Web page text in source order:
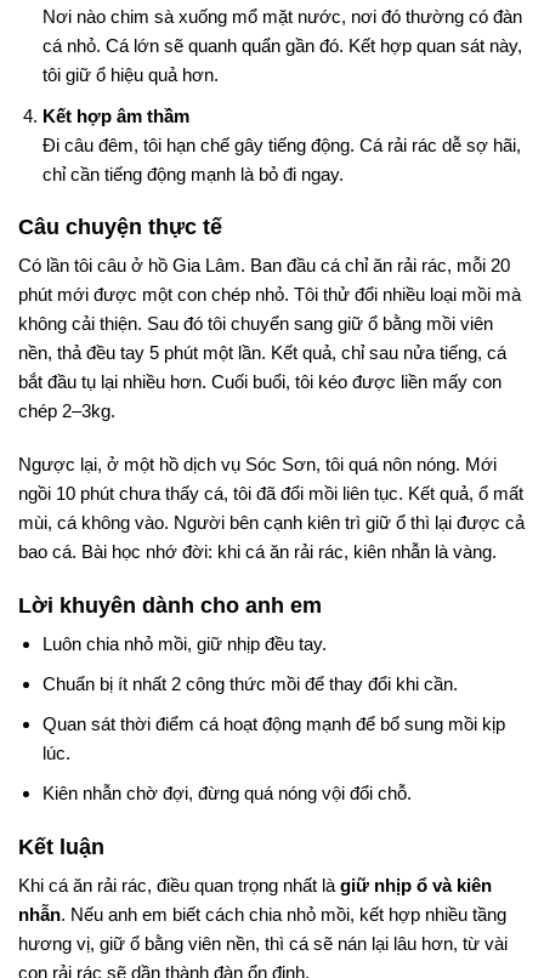
Nơi nào chim sà xuống mổ mặt nước, nơi đó thường có đàn
cá nhỏ. Cá lớn sẽ quanh quẩn gần đó. Kết hợp quan sát này,
tôi giữ ổ hiệu quả hơn.
Kết hợp âm thầm
Đi câu đêm, tôi hạn chế gây tiếng động. Cá rải rác dễ sợ hãi,
chỉ cần tiếng động mạnh là bỏ đi ngay.
Câu chuyện thực tế
Có lần tôi câu ở hồ Gia Lâm. Ban đầu cá chỉ ăn rải rác, mỗi 20
phút mới được một con chép nhỏ. Tôi thử đổi nhiều loại mồi mà
không cải thiện. Sau đó tôi chuyển sang giữ ổ bằng mồi viên
nền, thả đều tay 5 phút một lần. Kết quả, chỉ sau nửa tiếng, cá
bắt đầu tụ lại nhiều hơn. Cuối buổi, tôi kéo được liền mấy con
chép 2–3kg.
Ngược lại, ở một hồ dịch vụ Sóc Sơn, tôi quá nôn nóng. Mới
ngồi 10 phút chưa thấy cá, tôi đã đổi mồi liên tục. Kết quả, ổ mất
mùi, cá không vào. Người bên cạnh kiên trì giữ ổ thì lại được cả
bao cá. Bài học nhớ đời: khi cá ăn rải rác, kiên nhẫn là vàng.
Lời khuyên dành cho anh em
Luôn chia nhỏ mồi, giữ nhịp đều tay.
Chuẩn bị ít nhất 2 công thức mồi để thay đổi khi cần.
Quan sát thời điểm cá hoạt động mạnh để bổ sung mồi kịp
lúc.
Kiên nhẫn chờ đợi, đừng quá nóng vội đổi chỗ.
Kết luận
Khi cá ăn rải rác, điều quan trọng nhất là giữ nhịp ổ và kiên
nhẫn. Nếu anh em biết cách chia nhỏ mồi, kết hợp nhiều tầng
hương vị, giữ ổ bằng viên nền, thì cá sẽ nán lại lâu hơn, từ vài
con rải rác sẽ dần thành đàn ổn định.